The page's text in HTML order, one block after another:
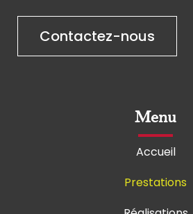
Contactez-nous
Menu
Accueil
Prestations